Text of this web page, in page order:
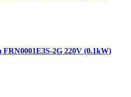
2G 220V (0.1kW)